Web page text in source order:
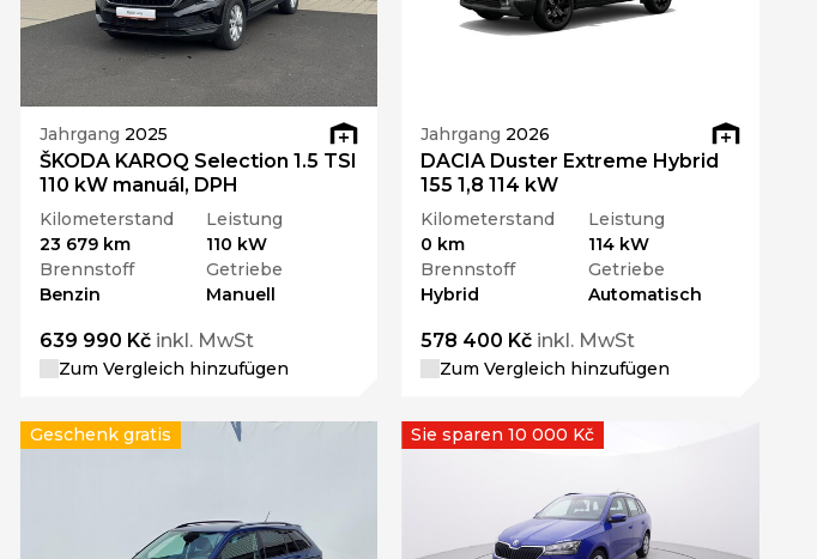
Jahrgang 2025
ŠKODA KAROQ Selection 1.5 TSI
110 kW manuál, DPH
Kilometerstand
23 679 km
Leistung
110 kW
Brennstoff
Benzin
Getriebe
Manuell
639 990 Kčinkl. MwSt
Zum Vergleich hinzufügen
Jahrgang 2026
DACIA Duster Extreme Hybrid
155 1,8 114 kW
Kilometerstand
0 km
Leistung
114 kW
Brennstoff
Hybrid
Getriebe
Automatisch
578 400 Kč inkl. MwSt
Zum Vergleich hinzufügen
Geschenk gratis Sie sparen 10 000 Kč